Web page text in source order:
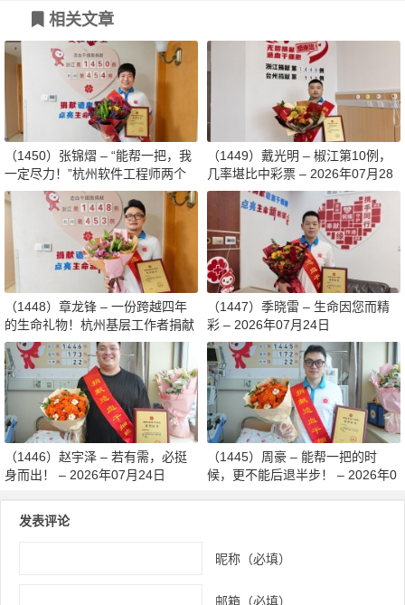
相关文章
（1450）张锦熠 – “能帮一把，我
一定尽力！”杭州软件工程师两个
月减重13斤赴生命之约 – 2026年0
8月03日
（1449）戴光明 – 椒江第10例，
几率堪比中彩票 – 2026年07月28
日
（1448）章龙锋 – 一份跨越四年
的生命礼物！杭州基层工作者捐献
造血干细胞传递希望 – 2026年07
月27日
（1447）季晓雷 – 生命因您而精
彩 – 2026年07月24日
（1446）赵宇泽 – 若有需，必挺
身而出！ – 2026年07月24日
（1445）周豪 – 能帮一把的时
候，更不能后退半步！ – 2026年0
发表评论
昵称（必填）
邮箱（必填）